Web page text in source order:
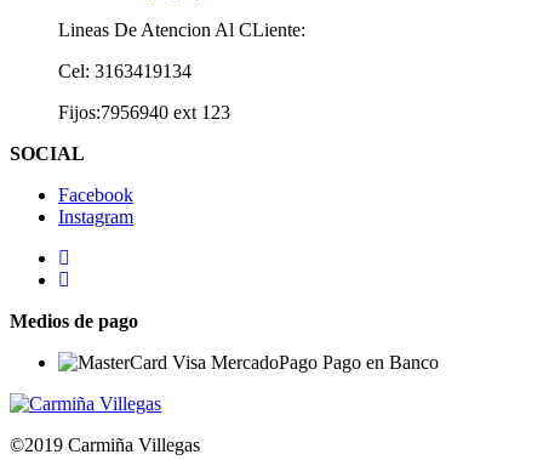
Lineas De Atencion Al CLiente:
Cel: 3163419134
Fijos:7956940 ext 123
SOCIAL
Facebook
Instagram
Medios de pago
©2019 Carmiña Villegas